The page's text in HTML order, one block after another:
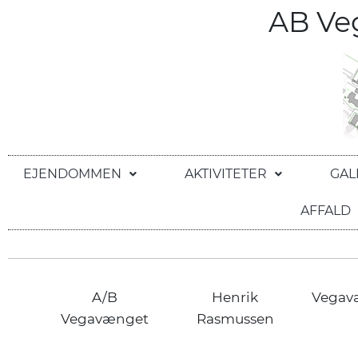
AB
EJENDOMMEN AKTIVITETER
AFFALD
A/B
Vegavænget
Henrik
Rasmussen